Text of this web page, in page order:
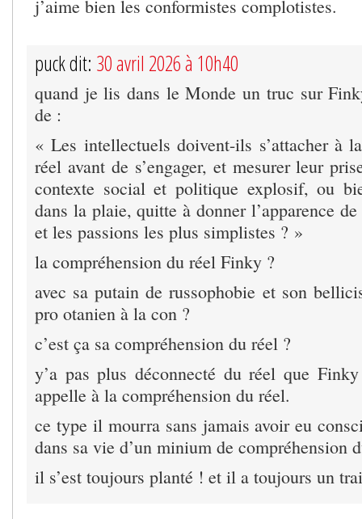
j’aime bien les conformistes complotistes.
puck dit: 30 avril 2026 à 10h40
quand je lis dans le Monde un truc sur
de :
« Les intellectuels doivent-ils s’attacher à
réel avant de s’engager, et mesurer leur
contexte social et politique explosif, ou
dans la plaie, quitte à donner l’apparence
et les passions les plus simplistes ? »
la compréhension du réel Finky ?
avec sa putain de russophobie et son
pro otanien à la con ?
c’est ça sa compréhension du réel ?
y’a pas plus déconnecté du réel que
appelle à la compréhension du réel.
ce type il mourra sans jamais avoir eu
dans sa vie d’un minium de compréhension
il s’est toujours planté ! et il a toujours un